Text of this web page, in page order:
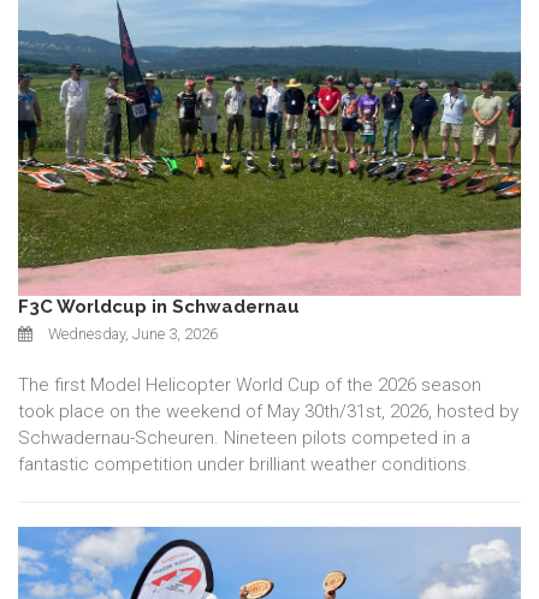
F3C Worldcup in Schwadernau
Wednesday, June 3, 2026
The first Model Helicopter World Cup of the 2026 season
took place on the weekend of May 30th/31st, 2026, hosted by
Schwadernau-Scheuren. Nineteen pilots competed in a
fantastic competition under brilliant weather conditions.